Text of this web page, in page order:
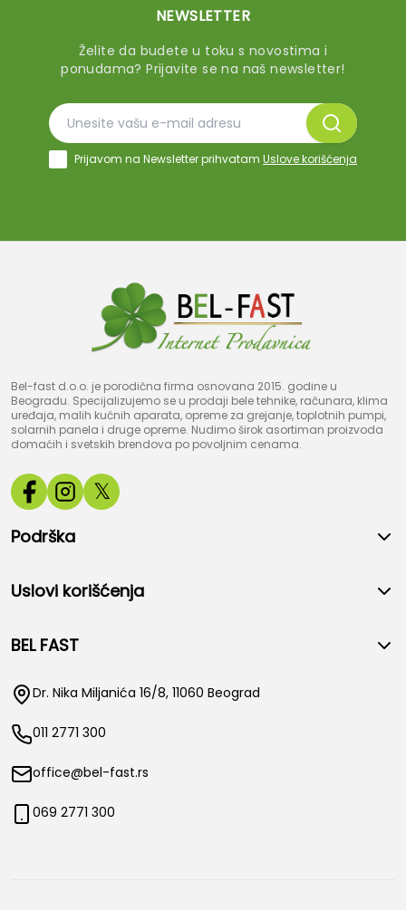
NEWSLETTER
Želite da budete u toku s novostima i
ponudama? Prijavite se na naš newsletter!
Prijavom na Newsletter prihvatam Uslove korišćenja
Bel-fast d.o.o. je porodična firma osnovana 2015. godine u
Beogradu. Specijalizujemo se u prodaji bele tehnike, računara, klima
uređaja, malih kućnih aparata, opreme za grejanje, toplotnih pumpi,
solarnih panela i druge opreme. Nudimo širok asortiman proizvoda
domaćih i svetskih brendova po povoljnim cenama.
𝕏
Podrška
Uslovi korišćenja
BEL FAST
Dr. Nika Miljanića 16/8, 11060 Beograd
011 2771 300
office@bel-fast.rs
069 2771 300